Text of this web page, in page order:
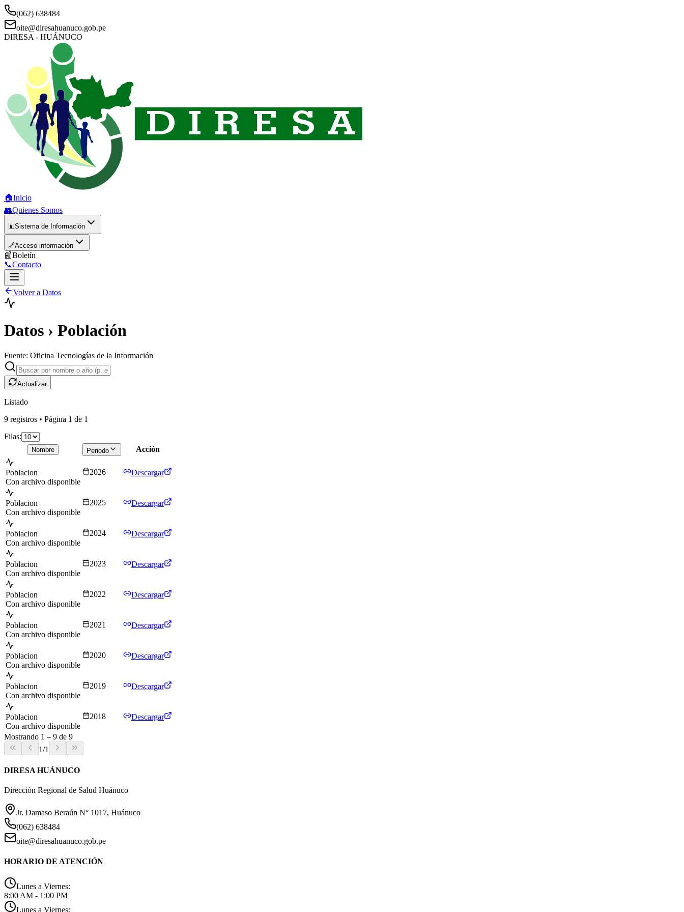
(062) 638484
oite@diresahuanuco.gob.pe
DIRESA - HUÁNUCO
🏠Inicio
👥Quienes Somos
📊Sistema de Información
🔗Acceso información
📰Boletín
📞Contacto
Volver a Datos
Datos › Población
Fuente: Oficina Tecnologías de la Información
Actualizar
Listado
9 registros • Página 1 de 1
Filas:
Nombre Periodo Acción
Poblacion
Con archivo disponible
2026 Descargar
Poblacion
Con archivo disponible
2025 Descargar
Poblacion
Con archivo disponible
2024 Descargar
Poblacion
Con archivo disponible
2023 Descargar
Poblacion
Con archivo disponible
2022 Descargar
Poblacion
Con archivo disponible
2021 Descargar
Poblacion
Con archivo disponible
2020 Descargar
Poblacion
Con archivo disponible
2019 Descargar
Poblacion
Con archivo disponible
2018 Descargar
Mostrando 1 – 9 de 9
1/1
DIRESA HUÁNUCO
Dirección Regional de Salud Huánuco
Jr. Damaso Beraún N° 1017, Huánuco
(062) 638484
oite@diresahuanuco.gob.pe
HORARIO DE ATENCIÓN
Lunes a Viernes:
8:00 AM - 1:00 PM
Lunes a Viernes: